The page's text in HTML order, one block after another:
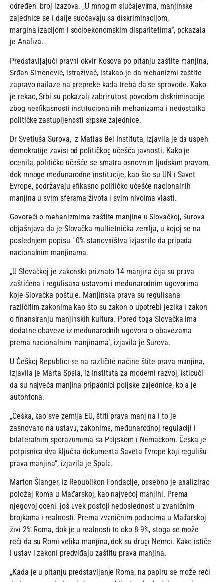
određeni broj izazova. „U mnogim slučajevima, manjinske
zajednice se i dalje suočavaju sa diskriminacijom,
marginalizacijom i socioekonomskim disparitetima“, pokazala
je Analiza.
Predstavljajući pravni okvir Kosova po pitanju zaštite manjina,
Srđan Simonović, istraživač, istakao je da mehanizmi zaštite
zapravo nailaze na prepreke kada treba da se sprovode. Kako
je rekao, Srbi su pokazali zabrinutost povodom diskriminacije
zbog neefikasnosti institucionalnih mehanizama i nedostatka
političke zastupljenosti srpske zajednice.
Dr Svetluša Surova, iz Matias Bel Instituta, izjavila je da uspeh
demokratije zavisi od političkog učešća javnosti. Kako je
ocenila, političko učešće se smatra osnovnim ljudskim pravom,
dok mnoge međunarodne institucije, kao što su UN i Savet
Evrope, podržavaju efikasno političko učešće nacionalnih
manjina u svim sferama života i svim nivoima vlasti.
Govoreći o mehanizmima zaštite manjine u Slovačkoj, Surova
objašnjava da je Slovačka multietnička zemlja, u kojoj se na
poslednjem popisu 10% stanovništva izjasnilo da pripada
nacionalnim manjinama.
„U Slovačkoj je zakonski priznato 14 manjina čija su prava
zaštićena i regulisana ustavom i međunarodnim ugovorima
koje Slovačka poštuje. Manjinska prava su regulisana
različitim zakonima kao što su zakon o upotrebi jezika i zakon
o finansiranju manjinskih kultura. Pored toga Slovačka ima
dodatne obaveze iz međunarodnih ugovora o obavezama
prema nacionalnim manjinama“, izjavila je Surova.
U Češkoj Republici se na različite načine štite prava manjina,
izjavila je Marta Spala, iz Instituta za moderni razvoj, ističući
da su najveća manjina pripadnici poljske zajednice, koja je
autohtona.
„Češka, kao sve zemlja EU, štiti prava manjina i to je
zasnovano na ustavu, zakonima, međunarodnoj regulaciji i
bilateralnim sporazumima sa Poljskom i Nemačkom. Češka je
potpisnica dva ključna dokumenta Saveta Evrope koji regulišu
prava manjina”, izjavila je Spala.
Marton Šlanger, iz Republikon Fondacije, posebno je analizirao
položaj Roma u Mađarskoj, kao najvećoj manjini. Prema
njegovoj oceni, još uvek postoji nedoslednost u zvaničnim
brojkama i realnosti. Prema zvaničnim podacima u Mađarskoj
živi 2% Roma, dok je u realnosti to oko 8-9%, stoga se može
reći da su Romi velika manjina, dok su drugi Nemci. Kako ističe
i ustav i zakoni predviđaju zaštitu prava manjina.
„Kada je u pitanju predstavljanje Roma, na papiru se može reći